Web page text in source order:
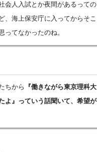
会人入試とか夜間があるっての
、海上保安庁に入ってからそこ
ってなかったのね。
ちから
『働きながら東京理科大
よ』っていう話聞いて、希望が